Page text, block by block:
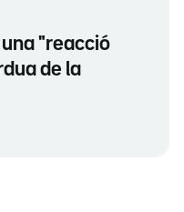
"reacció
de la